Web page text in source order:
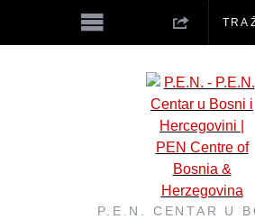
P.E.N. CENTAR U